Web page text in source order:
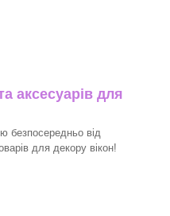
аксесуарів для
безпосередньо від
для декору вікон!​